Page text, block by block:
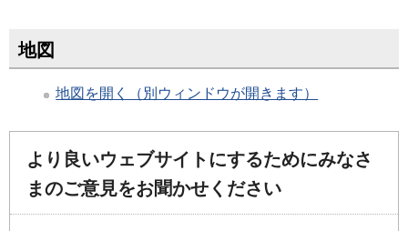
地図
地図を開く（別ウィンドウが開きます）
より良いウェブサイトにするためにみなさ
まのご意見をお聞かせください